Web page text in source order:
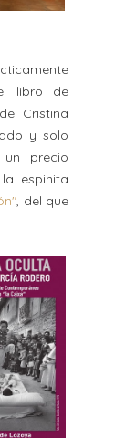
libro de
Cristina
y solo
un precio
espinita
, del que